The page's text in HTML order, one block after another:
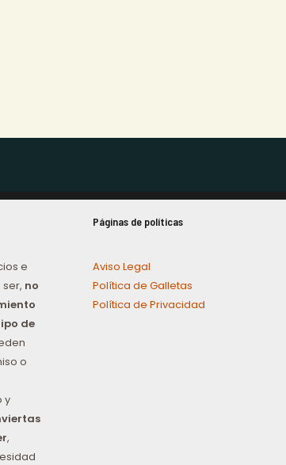
e
no
de
o
y
,
Páginas de políticas
Aviso Legal
Política de Galletas
Política de Privacidad